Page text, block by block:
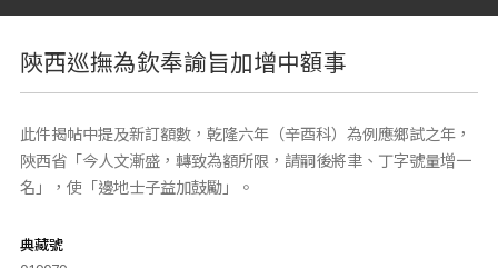
陝西巡撫為欽奉諭旨加增中額事
此件揭帖中提及新訂額數，乾隆六年（辛酉科）為例應鄉試之年，
陝西省「今人文漸盛，轉致為額所限，請嗣後將聿、丁字號量增一
名」，使「邊地士子益加鼓勵」。
典藏號